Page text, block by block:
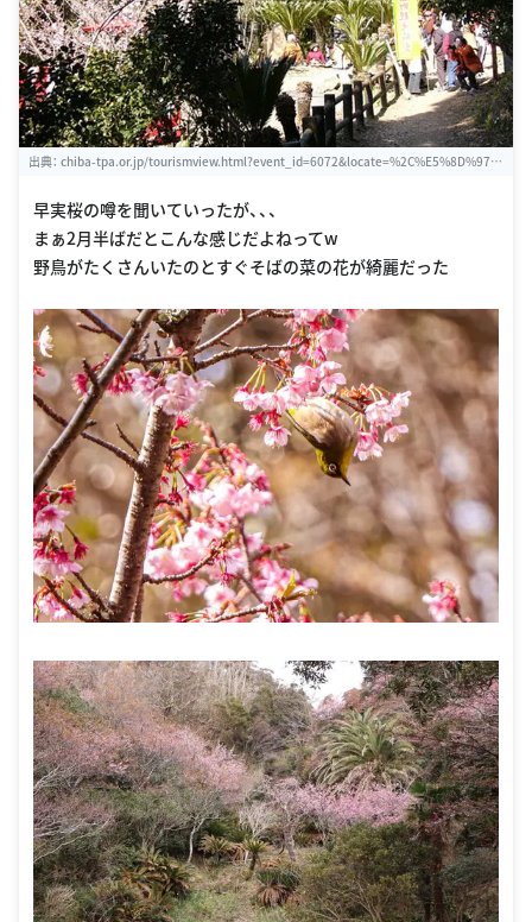
出典： chiba-tpa.or.jp/tourismview.html?event_id=6072&locate=%2C%E5%8D%97%
9C%92(%E3%81%BB%E3%81%86%E3%81%93%E3%81%88%E3%82%93)%EF%B
C%8F%E5%85%83%E6%9C%9D%E6%A1%9C(%E3%81%8C%E3%82%93%E3%81%
A1%E3
早実桜の噂を聞いていったが、、、
まぁ2月半ばだとこんな感じだよねってw
野鳥がたくさんいたのとすぐそばの菜の花が綺麗だった